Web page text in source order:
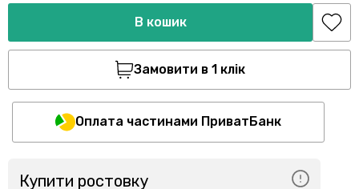
В кошик
Замовити в 1 клік
Оплата частинами ПриватБанк
Купити ростовку